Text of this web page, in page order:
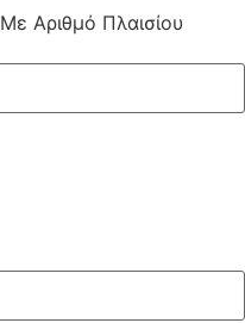
Με Αριθμό Πλαισίου